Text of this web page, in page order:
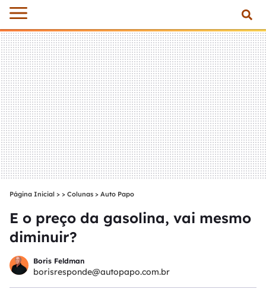
Página Inicial > Colunas > Auto Papo
E o preço da gasolina, vai mesmo
diminuir?
Boris Feldman
borisresponde@autopapo.com.br